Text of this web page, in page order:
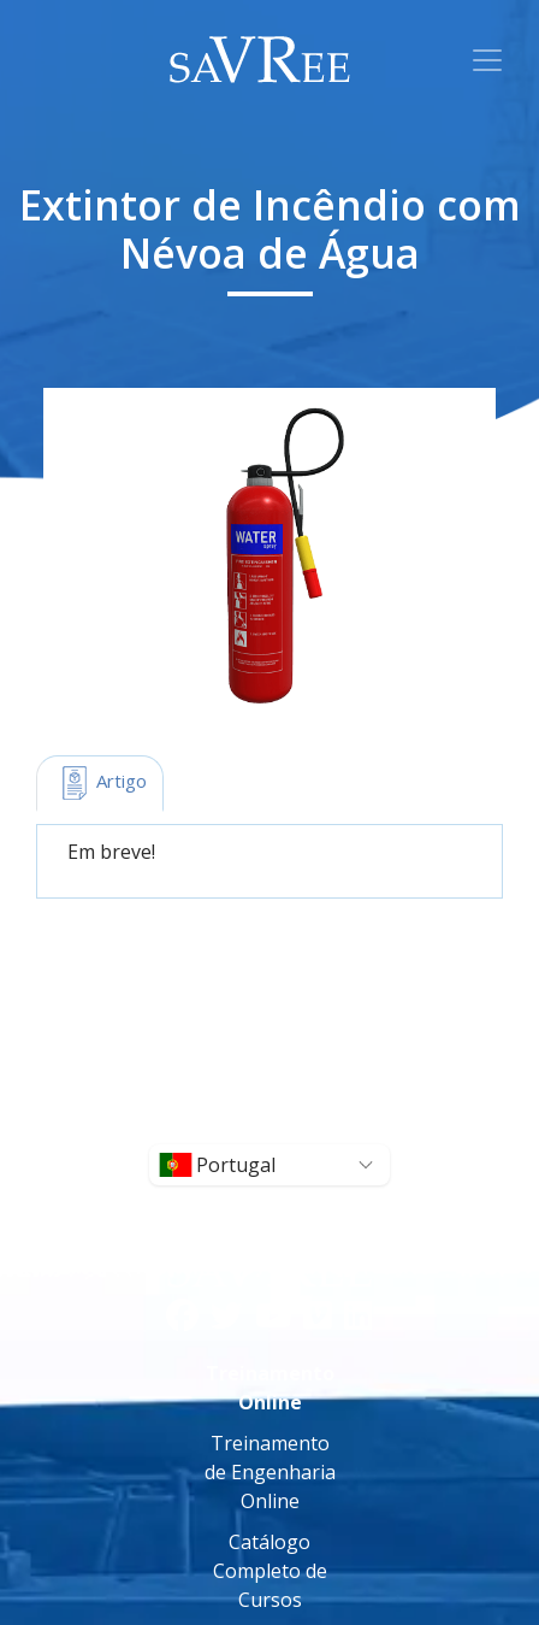
Extintor de Incêndio com
Névoa de Água
Artigo
Em breve!
Portugal
Online
Treinamento
de Engenharia
Online
Catálogo
Completo de
Cursos